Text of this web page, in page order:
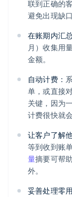
联到正确的
避免出现缺
在账期内汇
月）收集用
金额。
自动计费：
单，或直接
关键，因为
计费很快就
让客户了解
等到收到账
量摘要可帮
外。
妥善处理零